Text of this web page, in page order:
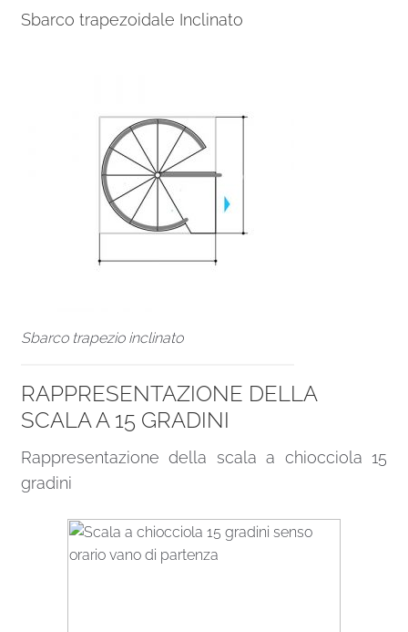
Sbarco trapezoidale Inclinato
Sbarco trapezio inclinato
RAPPRESENTAZIONE DELLA
SCALA A 15 GRADINI
Rappresentazione della scala a chiocciola 15
gradini